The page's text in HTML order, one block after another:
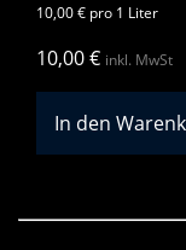
10,00€ pro 1 Liter
10,00€ inkl. MwSt